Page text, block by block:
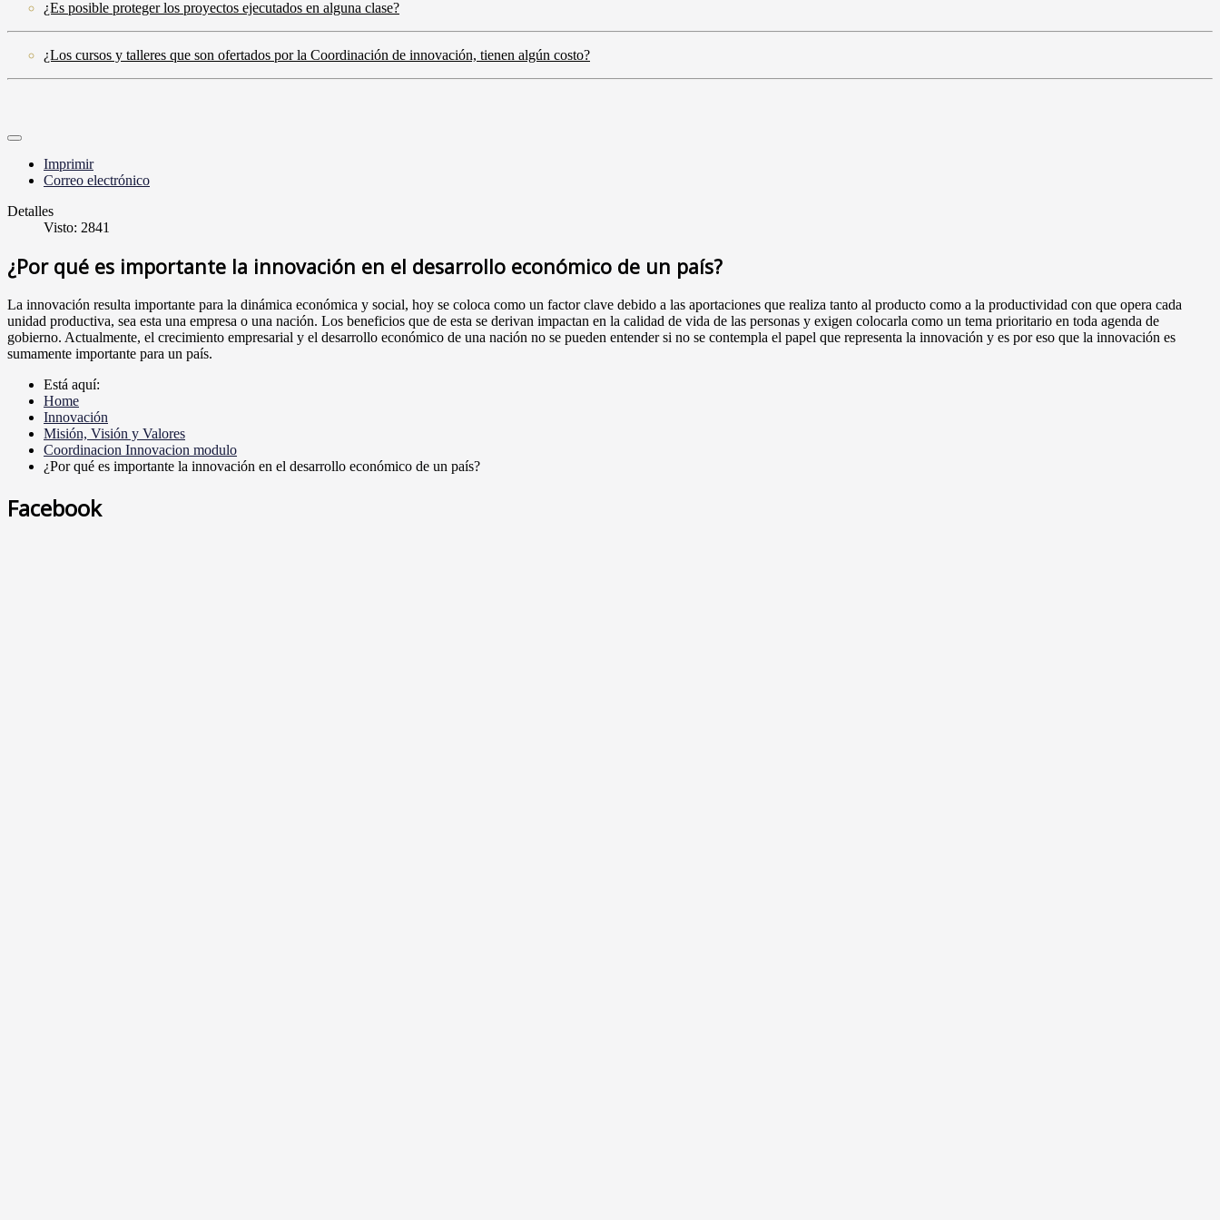
¿Es posible proteger los proyectos ejecutados en alguna clase?
¿Los cursos y talleres que son ofertados por la Coordinación de innovación, tienen algún costo?
Imprimir
Correo electrónico
Detalles
Visto: 2841
¿Por qué es importante la innovación en el desarrollo económico de un país?
La innovación resulta importante para la dinámica económica y social, hoy se coloca como un factor clave debido a las aportaciones que realiza tanto al producto como a la productividad con que opera cada
unidad productiva, sea esta una empresa o una nación. Los beneficios que de esta se derivan impactan en la calidad de vida de las personas y exigen colocarla como un tema prioritario en toda agenda de
gobierno. Actualmente, el crecimiento empresarial y el desarrollo económico de una nación no se pueden entender si no se contempla el papel que representa la innovación y es por eso que la innovación es
sumamente importante para un país.
Está aquí:
Home
Innovación
Misión, Visión y Valores
Coordinacion Innovacion modulo
¿Por qué es importante la innovación en el desarrollo económico de un país?
Facebook